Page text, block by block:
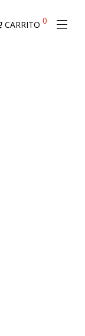
CARRITO 0